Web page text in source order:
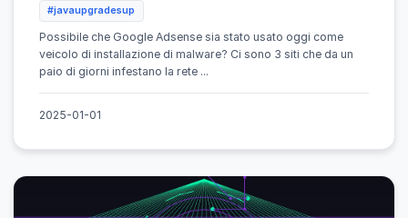
#javaupgradesup
Possibile che Google Adsense sia stato usato oggi come
veicolo di installazione di malware? Ci sono 3 siti che da un
paio di giorni infestano la rete ...
2025-01-01